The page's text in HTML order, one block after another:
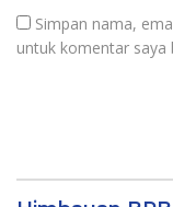
Simpan nama,
untuk komentar saya